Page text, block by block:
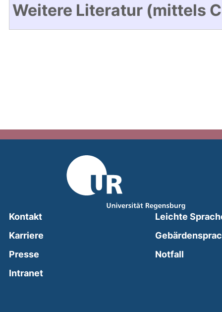
Weitere Literatur (mittels
Kontakt
Karriere
Presse
Intranet(external link, opens in a new window)
Leichte
Notfall